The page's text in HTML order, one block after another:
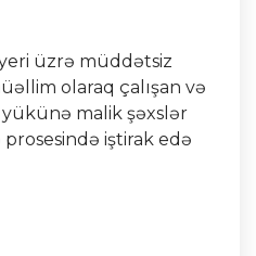
üzrə müddətsiz
olaraq çalışan və
malik şəxslər
prosesində iştirak edə